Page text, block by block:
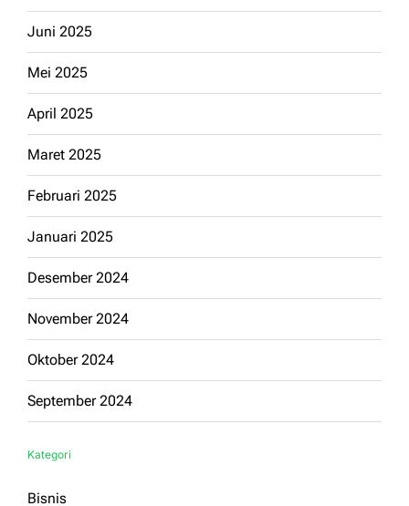
Juni 2025
Mei 2025
April 2025
Maret 2025
Februari 2025
Januari 2025
Desember 2024
November 2024
Oktober 2024
September 2024
Kategori
Bisnis